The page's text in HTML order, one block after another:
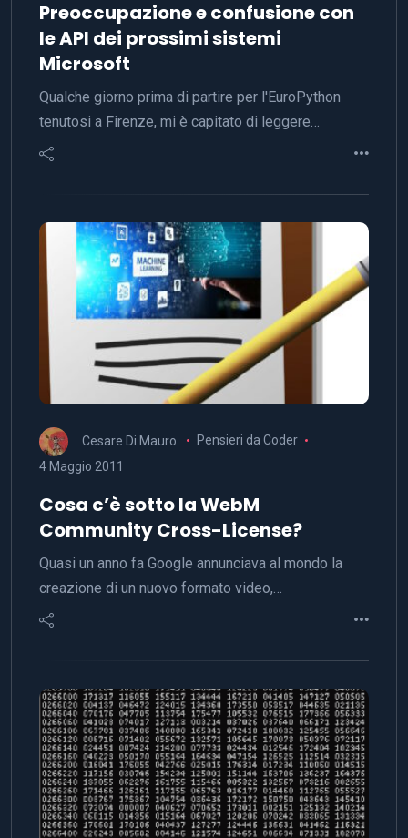
Preoccupazione e confusione con
le API dei prossimi sistemi
Microsoft
Qualche giorno prima di partire per l'EuroPython
tenutosi a Firenze, mi è capitato di leggere…
Cesare Di Mauro
Pensieri da Coder
4 Maggio 2011
Cosa c’è sotto la WebM
Community Cross-License?
Quasi un anno fa Google annunciava al mondo la
creazione di un nuovo formato video,…